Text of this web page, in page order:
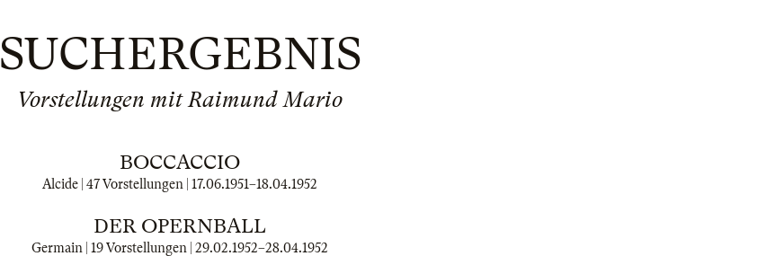
SUCHERGEBNIS
Vorstellungen mit Raimund Mario
BOCCACCIO
Alcide | 47 Vorstellungen | 17.06.1951–18.04.1952
DER OPERNBALL
Germain | 19 Vorstellungen | 29.02.1952–28.04.1952